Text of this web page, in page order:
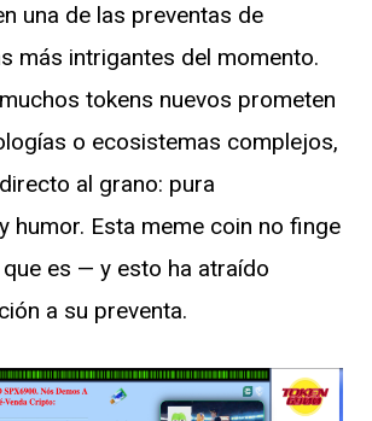
una de las preventas de
más intrigantes del momento.
tokens nuevos prometen
o ecosistemas complejos,
al grano: pura
humor. Esta meme coin no finge
es — y esto ha atraído
a su preventa.